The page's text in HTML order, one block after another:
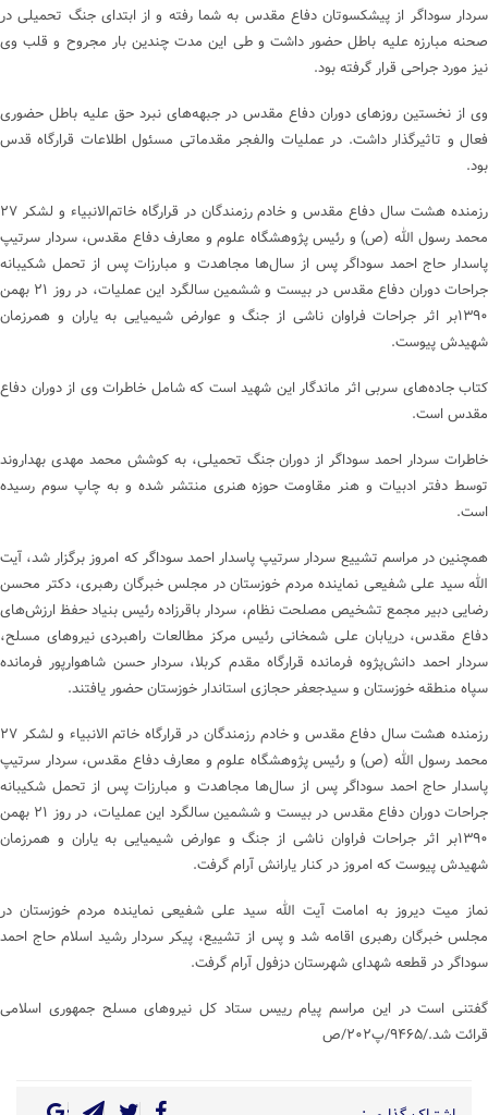
سردار سوداگر از پیشکسوتان دفاع مقدس به شما رفته و از ابتدای جنگ تحمیلی در
صحنه مبارزه علیه باطل حضور داشت و طی این مدت چندین بار مجروح و قلب وی
نیز مورد جراحی قرار گرفته بود.
وی از نخستین روزهای دوران دفاع مقدس در جبهه‌های نبرد حق علیه باطل حضوری
فعال و تاثیرگذار داشت. در عملیات والفجر مقدماتی مسئول اطلاعات قرارگاه قدس
بود.
رزمنده هشت سال دفاع مقدس و خادم رزمندگان در قرارگاه خاتم‌الانبیاء و لشکر ۲۷
محمد رسول الله (ص) و رئیس پژوهشگاه علوم و معارف دفاع مقدس، سردار سرتیپ
پاسدار حاج احمد سوداگر پس از سال‌ها مجاهدت و مبارزات پس از تحمل شکیبانه
جراحات دوران دفاع مقدس در بیست و ششمین سالگرد این عملیات، در روز ۲۱ بهمن
۱۳۹۰بر اثر جراحات فراوان ناشی از جنگ و عوارض شیمیایی به یاران و همرزمان
شهیدش پیوست.
کتاب جاده‌های سربی اثر ماندگار این شهید است که شامل خاطرات وی از دوران دفاع
مقدس است.
خاطرات سردار احمد سوداگر از دوران جنگ تحمیلی، به کوشش محمد مهدی بهداروند
توسط دفتر ادبیات و هنر مقاومت حوزه هنری منتشر شده و به چاپ سوم رسیده
است.
همچنین در مراسم تشییع سردار سرتیپ پاسدار احمد سوداگر که امروز برگزار شد، آیت
الله سید علی شفیعی نماینده مردم خوزستان در مجلس خبرگان رهبری، دکتر محسن
رضایی دبیر مجمع تشخیص مصلحت نظام، سردار باقرزاده رئیس بنیاد حفظ ارزش‌های
دفاع مقدس، دریابان علی شمخانی رئیس مرکز مطالعات راهبردی نیروهای مسلح،
سردار احمد دانش‌پژوه فرمانده قرارگاه مقدم کربلا، سردار حسن شاهوارپور فرمانده
سپاه منطقه خوزستان و سیدجعفر حجازی استاندار خوزستان حضور یافتند.
رزمنده هشت سال دفاع مقدس و خادم رزمندگان در قرارگاه خاتم الانبیاء و لشکر ۲۷
محمد رسول الله (ص) و رئیس پژوهشگاه علوم و معارف دفاع مقدس، سردار سرتیپ
پاسدار حاج احمد سوداگر پس از سال‌ها مجاهدت و مبارزات پس از تحمل شکیبانه
جراحات دوران دفاع مقدس در بیست و ششمین سالگرد این عملیات، در روز ۲۱ بهمن
۱۳۹۰بر اثر جراحات فراوان ناشی از جنگ و عوارض شیمیایی به یاران و همرزمان
شهیدش پیوست که امروز در کنار یارانش آرام گرفت.
نماز میت دیروز به امامت آیت الله سید علی شفیعی نماینده مردم خوزستان در
مجلس خبرگان رهبری اقامه شد و پس از تشییع، پیکر سردار رشید اسلام حاج احمد
سوداگر در قطعه شهدای شهرستان دزفول آرام گرفت.
گفتنی است در این مراسم پیام رییس ستاد کل نیروهای مسلح جمهوری اسلامی
قرائت شد./۹۴۶۵/پ۲۰۲/ص